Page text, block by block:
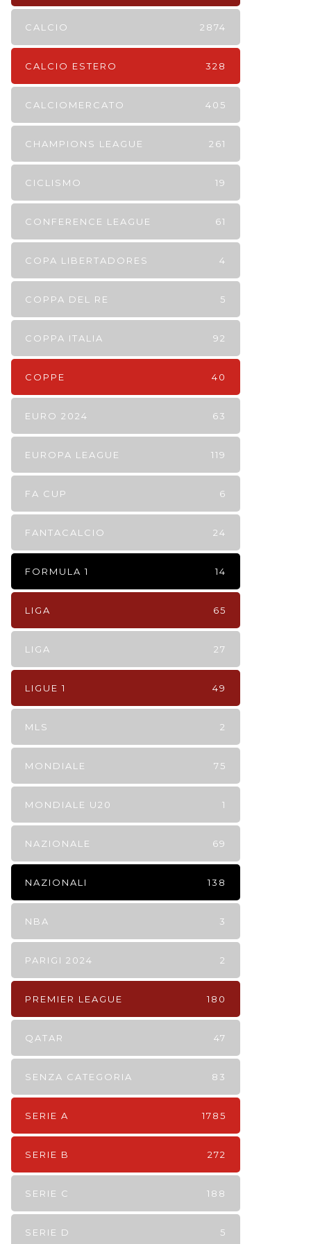
CALCIO 2874
CALCIO ESTERO 328
CALCIOMERCATO 405
CHAMPIONS LEAGUE 261
CICLISMO 19
CONFERENCE LEAGUE 61
COPA LIBERTADORES 4
COPPA DEL RE 5
COPPA ITALIA 92
COPPE 40
EURO 2024 63
EUROPA LEAGUE 119
FA CUP 6
FANTACALCIO 24
FORMULA 1 14
LIGA 65
LIGA 27
LIGUE 1 49
MLS 2
MONDIALE 75
MONDIALE U20 1
NAZIONALE 69
NAZIONALI 138
NBA 3
PARIGI 2024 2
PREMIER LEAGUE 180
QATAR 47
SENZA CATEGORIA 83
SERIE A 1785
SERIE B 272
SERIE C 188
SERIE D 5